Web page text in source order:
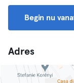
Begin nu
Adres